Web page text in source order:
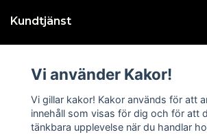
Kundtjänst
Sociala medier
Vi använder Kakor!
Vi gillar kakor! Kakor används för att
innehåll som visas för dig och för att
tänkbara upplevelse när du handlar